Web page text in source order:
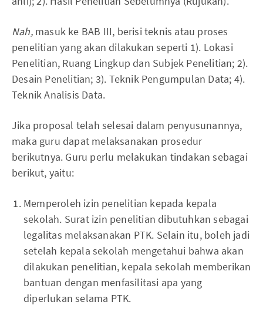
Nah, masuk ke BAB III, berisi teknis atau proses
penelitian yang akan dilakukan seperti 1). Lokasi
Penelitian, Ruang Lingkup dan Subjek Penelitian; 2).
Desain Penelitian; 3). Teknik Pengumpulan Data; 4).
Teknik Analisis Data.
Jika proposal telah selesai dalam penyusunannya,
maka guru dapat melaksanakan prosedur
berikutnya. Guru perlu melakukan tindakan sebagai
berikut, yaitu:
Memperoleh izin penelitian kepada kepala
sekolah. Surat izin penelitian dibutuhkan sebagai
legalitas melaksanakan PTK. Selain itu, boleh jadi
setelah kepala sekolah mengetahui bahwa akan
dilakukan penelitian, kepala sekolah memberikan
bantuan dengan menfasilitasi apa yang
diperlukan selama PTK.